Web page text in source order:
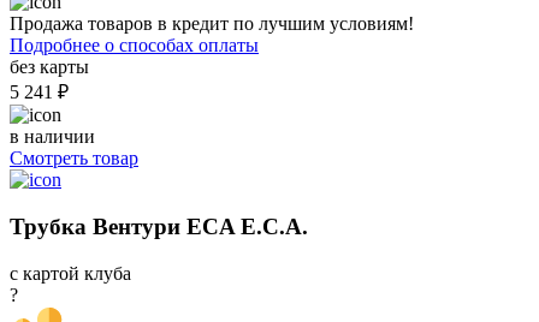
Продажа товаров в кредит по лучшим условиям!
Подробнее о способах оплаты
без карты
5 241 ₽
в наличии
Смотреть товар
Трубка Вентури ECA E.C.A.
с картой клуба
?